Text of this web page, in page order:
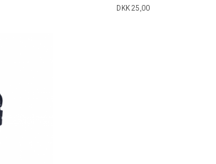
DKK 25,00